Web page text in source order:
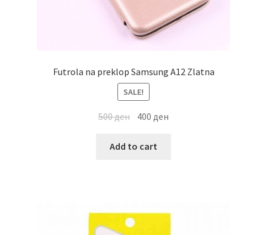
Futrola na preklop Samsung A12 Zlatna
SALE!
500ден 400 ден
Add to cart